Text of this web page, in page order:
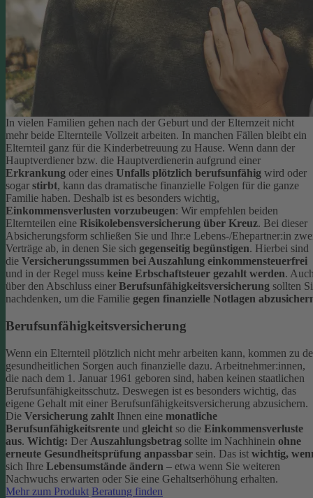
In vielen Familien gehen nach der Geburt und der Elternzeit nicht
mehr beide Elternteile Vollzeit arbeiten. In manchen Fällen bleibt ein
Elternteil ganz für die Kinderbetreuung zu Hause. Wenn dann der
Hauptverdiener bzw. die Hauptverdienerin aufgrund einer
Erkrankung oder eines Unfalls plötzlich berufsunfähig wird oder
sogar stirbt, kann das dramatische finanzielle Folgen für die ganze
Familie haben. Deshalb ist es besonders wichtig,
Einkommensverlusten vorzubeugen: Wir empfehlen beiden
Elternteilen eine Risikolebensversicherung über Kreuz. Bei dieser
Absicherungsform schließen Sie und Ihr:e Lebens-/Ehepartner:in
Verträge ab, in denen Sie sich gegenseitig begünstigen. Hierbei sind
die Versicherungssummen bei Auszahlung einkommensteuerfrei
und in der Regel muss keine Erbschaftsteuer gezahlt werden.
über den Abschluss einer Berufsunfähigkeitsversicherung sollten
nachdenken, um die Familie gegen finanzielle Notlagen
Berufsunfähigkeitsversicherung
Wenn ein Elternteil plötzlich nicht mehr arbeiten kann, kommen zu
gesundheitlichen Sorgen auch finanzielle dazu. Arbeitnehmer:innen,
die nach dem 1. Januar 1961 geboren sind, haben keinen staatlichen
Berufsunfähigkeitsschutz. Deswegen ist es besonders wichtig, das
eigene Gehalt mit einer Berufsunfähigkeitsversicherung abzusichern.
Die Versicherung zahlt Ihnen eine monatliche
Berufsunfähigkeitsrente und gleicht so die Einkommensverluste
aus. Wichtig: Der Auszahlungsbetrag sollte im Nachhinein ohne
erneute Gesundheitsprüfung anpassbar sein. Das ist wichtig,
sich Ihre Lebensumstände ändern – etwa wenn Sie weiteren
Nachwuchs erwarten oder Sie eine Gehaltserhöhung erhalten.
Mehr zum Produkt Beratung finden